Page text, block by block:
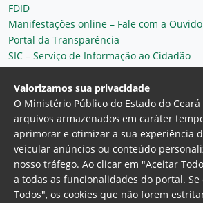
FDID
Manifestações online – Fale com a
Portal da Transparência
SIC – Serviço de Informação ao Cidadão
Plantão MP do Ceará
Secretaria Geral
Valorizamos sua privacidade
O Ministério Público do Estado do
arquivos armazenados em caráter
aprimorar e otimizar a sua experiência
veicular anúncios ou conteúdo
nosso tráfego. Ao clicar em "Aceitar
a todas as funcionalidades do portal.
Todos", os cookies que não forem